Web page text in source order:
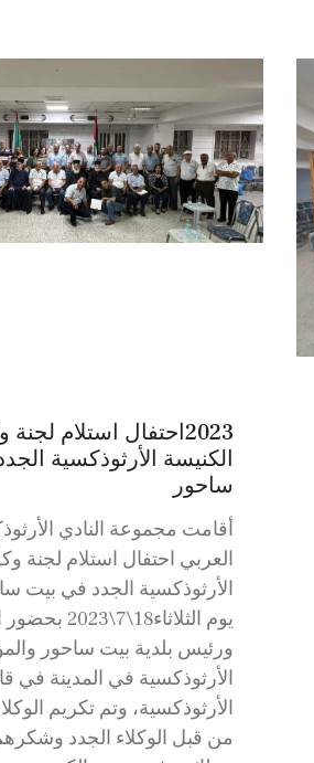
2023احتفال استلام لجنة
الكنيسة الأرثوذكسية
ساحور
أقامت مجموعة النادي
العربي احتفال استلام لجنة
الأرثوذكسية الجدد في بيت
يوم
ورئيس بلدية بيت ساحور
الأرثوذكسية في المدينة في
الأرثوذكسية، وتم تكريم
من قبل الوكلاء الجدد